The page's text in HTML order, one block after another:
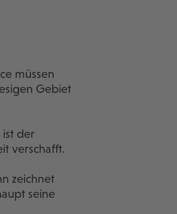
müssen
Gebiet
ist der
verschafft.
zeichnet
seine